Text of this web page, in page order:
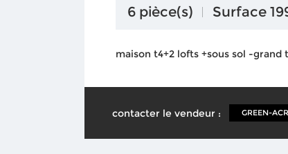
6 pièce(s) Surface
maison t4+2 lofts +sous sol -grand
contacter le vendeur : GREEN-